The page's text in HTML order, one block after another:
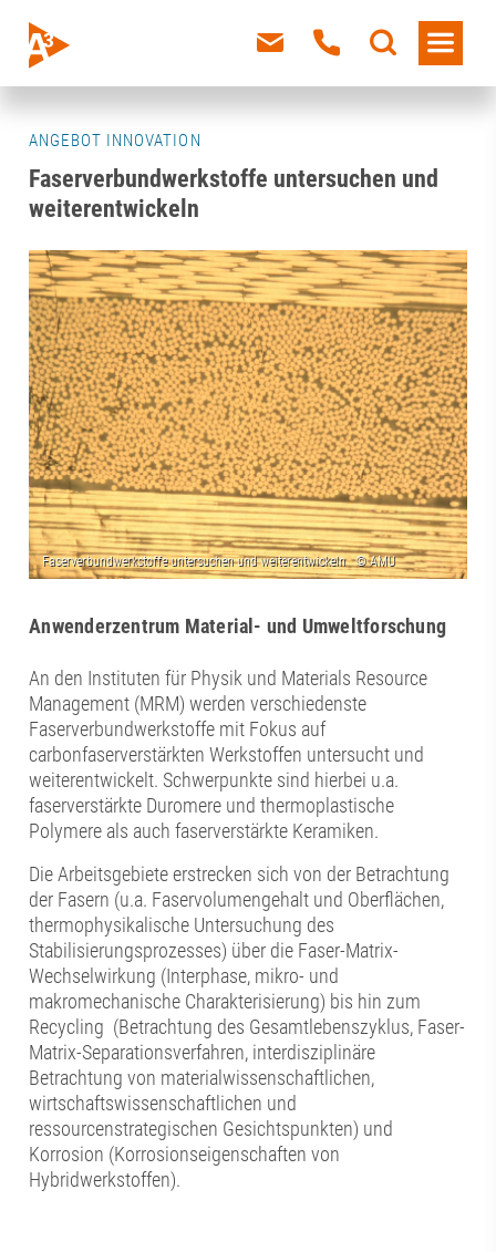
ANGEBOT INNOVATION
Faserverbundwerkstoffe untersuchen und
weiterentwickeln
Anwenderzentrum Material- und Umweltforschung
An den Instituten für Physik und Materials Resource
Management (MRM) werden verschiedenste
Faserverbundwerkstoffe mit Fokus auf
carbonfaserverstärkten Werkstoffen untersucht und
weiterentwickelt. Schwerpunkte sind hierbei u.a.
faserverstärkte Duromere und thermoplastische
Polymere als auch faserverstärkte Keramiken.
Die Arbeitsgebiete erstrecken sich von der Betrachtung
der Fasern (u.a. Faservolumengehalt und Oberflächen,
thermophysikalische Untersuchung des
Stabilisierungsprozesses) über die Faser-Matrix-
Wechselwirkung (Interphase, mikro- und
makromechanische Charakterisierung) bis hin zum
Recycling (Betrachtung des Gesamtlebenszyklus, Faser-
Matrix-Separationsverfahren, interdisziplinäre
Betrachtung von materialwissenschaftlichen,
wirtschaftswissenschaftlichen und
ressourcenstrategischen Gesichtspunkten) und
Korrosion (Korrosionseigenschaften von
Hybridwerkstoffen).